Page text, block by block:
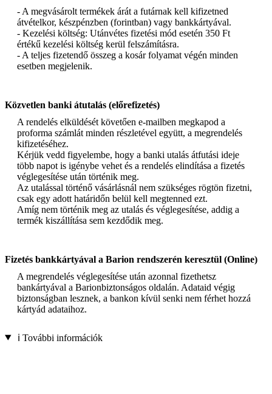
- A megvásárolt termékek árát a futárnak kell kifizetned
átvételkor, készpénzben (forintban) vagy bankkártyával.
- Kezelési költség: Utánvétes fizetési mód esetén 350 Ft
értékű kezelési költség kerül felszámításra.
- A teljes fizetendő összeg a kosár folyamat végén minden
esetben megjelenik.
Közvetlen banki átutalás (előrefizetés)
A rendelés elküldését követően e-mailben megkapod a
proforma számlát minden részletével együtt, a megrendelés
kifizetéséhez.
Kérjük vedd figyelembe, hogy a banki utalás átfutási ideje
több napot is igénybe vehet és a rendelés elindítása a fizetés
véglegesítése után történik meg.
Az utalással történő vásárlásnál nem szükséges rögtön fizetni,
csak egy adott határidőn belül kell megtenned ezt.
Amíg nem történik meg az utalás és véglegesítése, addig a
termék kiszállítása sem kezdődik meg.
Fizetés bankkártyával a Barion rendszerén keresztül (Online)
A megrendelés véglegesítése után azonnal fizethetsz
bankártyával a Barionbiztonságos oldalán. Adataid végig
biztonságban lesznek, a bankon kívül senki nem férhet hozzá
kártyád adataihoz.
ℹ️ További információk